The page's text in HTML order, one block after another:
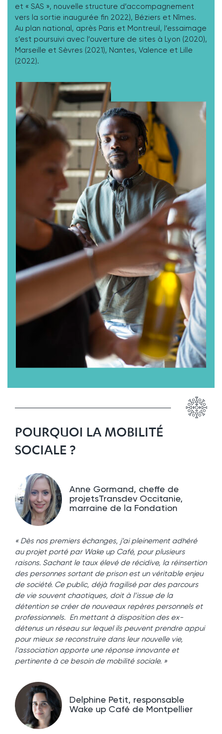
et « SAS », nouvelle structure d’accompagnement
vers la sortie inaugurée fin 2022), Béziers et Nîmes.
Au plan national, après Paris et Montreuil, l’essaimage
s’est poursuivi avec l’ouverture de sites à Lyon (2020),
Marseille et Sèvres (2021), Nantes, Valence et Lille
(2022).
POURQUOI LA MOBILITÉ
SOCIALE ?
Anne Gormand, cheffe de
projetsTransdev Occitanie,
marraine de la Fondation
« Dès nos premiers échanges, j’ai pleinement adhéré
au projet porté par Wake up Café, pour plusieurs
raisons. Sachant le taux élevé de récidive, la réinsertion
des personnes sortant de prison est un véritable enjeu
de société. Ce public, déjà fragilisé par des parcours
de vie souvent chaotiques, doit à l’issue de la
détention se créer de nouveaux repères personnels et
professionnels. En mettant à disposition des ex-
détenus un réseau sur lequel ils peuvent prendre appui
pour mieux se reconstruire dans leur nouvelle vie,
l’association apporte une réponse innovante et
pertinente à ce besoin de mobilité sociale. »
Delphine Petit, responsable
Wake up Café de Montpellier